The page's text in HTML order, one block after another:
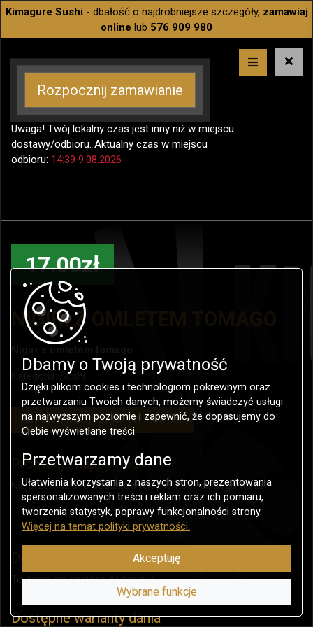
Kimagure Sushi - dbałość o najdrobniejsze szczegóły, zamawiaj
online lub 576 909 980
Rozpocznij zamawianie
Uwaga! Twój lokalny czas jest inny niż w miejscu
dostawy/odbioru. Aktualny czas w miejscu
odbioru: 14:39 9.08.2026
17.00zł
NIGIRI Z OMLETEM TOMAGO
Sushi
Aby zamówić przejdź do listy dań
Promocje happy-hour
Nie przewidziano dodatkowych promocji dla tego dania.
Dostępne dodatki do dania
To danie nie posiada dodatków.
Dostępne warianty dania
Dbamy o Twoją prywatność
Dzięki plikom cookies i technologiom pokrewnym oraz
przetwarzaniu Twoich danych, możemy świadczyć usługi
na najwyższym poziomie i zapewnić, że dopasujemy do
Ciebie wyświetlane treści.
Przetwarzamy dane
Ułatwienia korzystania z naszych stron, prezentowania
spersonalizowanych treści i reklam oraz ich pomiaru,
tworzenia statystyk, poprawy funkcjonalności strony.
Więcej na temat polityki prywatności.
Akceptuję
Wybrane funkcje